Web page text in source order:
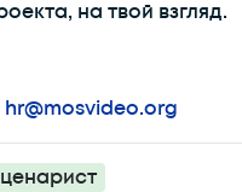
на твой взгляд.
hr@mosvideo.org